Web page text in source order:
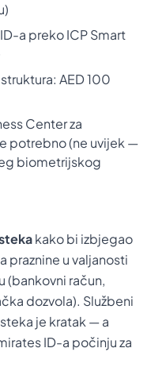
a preko ICP Smart
AED 100
Center za
potrebno (ne uvijek —
biometrijskog
kako bi izbjegao
praznine u valjanosti
(bankovni račun,
dozvola). Službeni
je kratak — a
ID-a počinju za